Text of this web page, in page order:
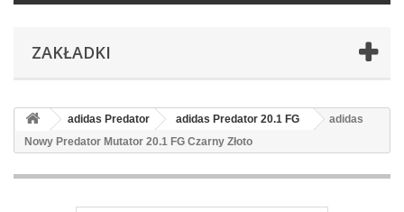
ZAKŁADKI
adidas Predator adidas Predator 20.1 FG
adidas
Nowy Predator Mutator 20.1 FG Czarny Złoto